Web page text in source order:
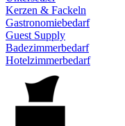
Kerzen & Fackeln
Gastronomiebedarf
Guest Supply
Badezimmerbedarf
Hotelzimmerbedarf